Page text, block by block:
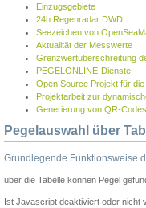
Einzugsgebiete
24h Regenradar DWD
Seezeichen von
Aktualität der Messwerte
Grenzwertüberschreitung
PEGELONLINE-Dienste
Open Source Projekt für
Projektarbeit zur
Generierung von QR-
Pegelauswahl über
Grundlegende Funktionsweise
über die Tabelle können Pegel
Ist Javascript deaktiviert oder nicht